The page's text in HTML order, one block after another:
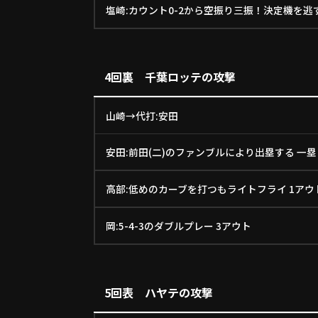
塩崎:カウント0-2から空振り三振！決定機を逃
4回裏 千葉ロッテの攻撃
山崎→代打:安田
安田:前田(二)のファンブルにより出塁する 一塁
高部:低めのカーブを打つもライトフライ 1アウ
岡:5-4-3のダブルプレー 3アウト
5回表 ハヤテの攻撃